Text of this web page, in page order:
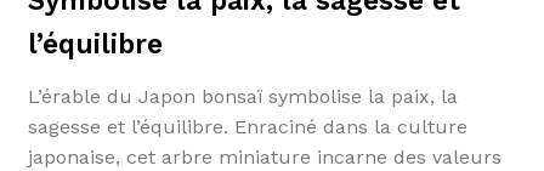
l’équilibre
L’érable du Japon bonsaï symbolise la paix, la
sagesse et l’équilibre. Enraciné dans la culture
japonaise, cet arbre miniature incarne des valeurs